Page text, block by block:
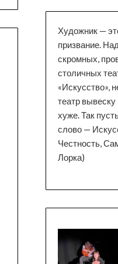
Художник —
призвание.
скромных,
столичных
«Искусство»,
театр
хуже. Так
слово —
Честность,
Лорка)